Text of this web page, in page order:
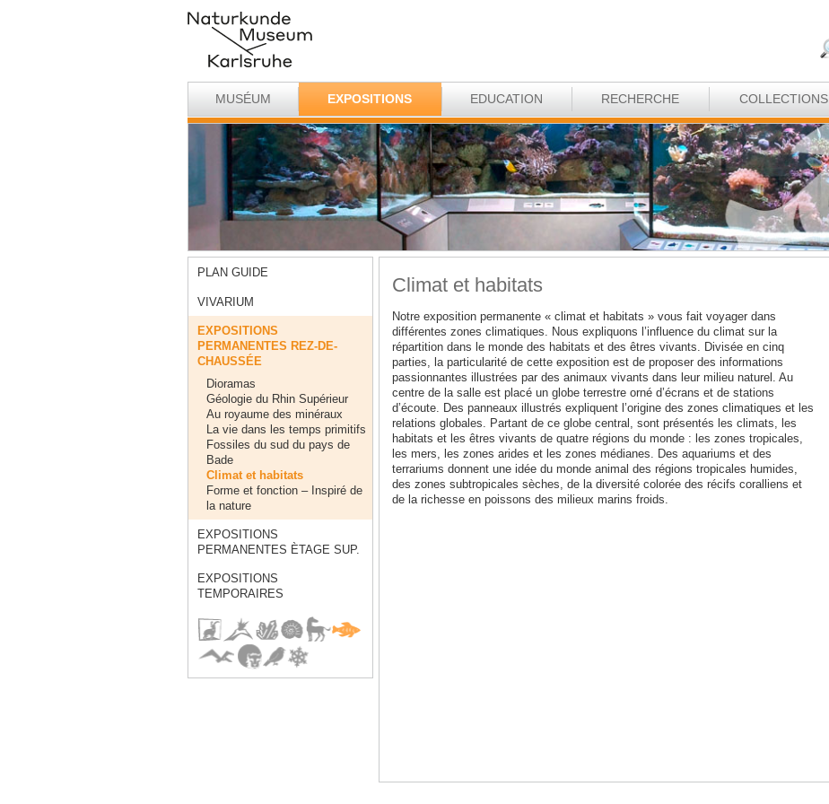
MUSÉUM EXPOSITIONS EDUCATION RECHERCHE COLLECTIONS
PLAN GUIDE
VIVARIUM
EXPOSITIONS
PERMANENTES REZ-DE-
CHAUSSÉE
Dioramas
Géologie du Rhin Supérieur
Au royaume des minéraux
La vie dans les temps primitifs
Fossiles du sud du pays de
Bade
Climat et habitats
Forme et fonction – Inspiré de
la nature
EXPOSITIONS
PERMANENTES ÈTAGE SUP.
EXPOSITIONS
TEMPORAIRES
Climat et habitats
Notre exposition permanente « climat et habitats » vous fait voyager dans
différentes zones climatiques. Nous expliquons l’influence du climat sur la
répartition dans le monde des habitats et des êtres vivants. Divisée en cinq
parties, la particularité de cette exposition est de proposer des informations
passionnantes illustrées par des animaux vivants dans leur milieu naturel. Au
centre de la salle est placé un globe terrestre orné d’écrans et de stations
d’écoute. Des panneaux illustrés expliquent l’origine des zones climatiques et les
relations globales. Partant de ce globe central, sont présentés les climats, les
habitats et les êtres vivants de quatre régions du monde : les zones tropicales,
les mers, les zones arides et les zones médianes. Des aquariums et des
terrariums donnent une idée du monde animal des régions tropicales humides,
des zones subtropicales sèches, de la diversité colorée des récifs coralliens et
de la richesse en poissons des milieux marins froids.